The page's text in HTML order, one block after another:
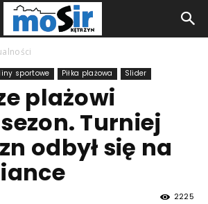
sportowe Piłka plażowa Slider
plażowi
Turniej
odbył się na
2225